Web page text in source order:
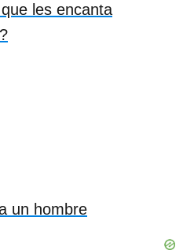
les encanta
un hombre